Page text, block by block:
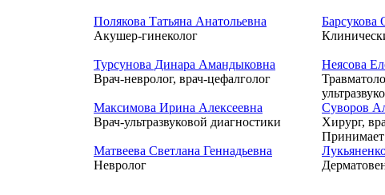
Полякова Татьяна Анатольевна
Акушер-гинеколог
Барсукова
Турсунова Динара Амандыковна
Врач-невролог, врач-цефалголог
Неясова
Максимова Ирина Алексеевна
Врач-ультразвуковой диагностики
Суворов
Хирург,
Матвеева Светлана Геннадьевна
Невролог